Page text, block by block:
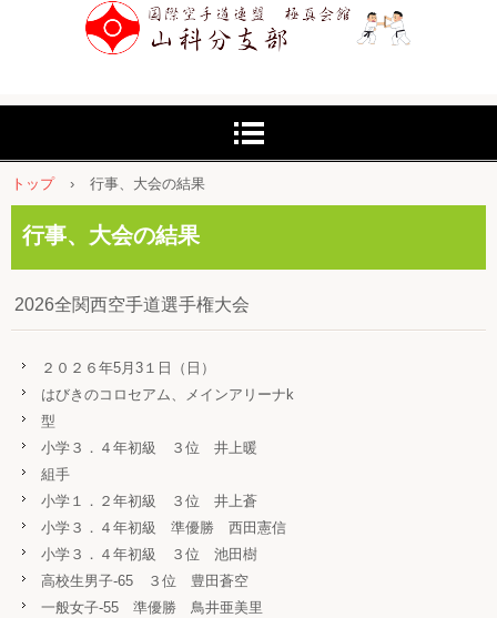
トップ
› 行事、大会の結果
行事、大会の結果
2026全関西空手道選手権大会
２０２６年5月3１日（日）
はびきのコロセアム、メインアリーナk
型
小学３．４年初級 ３位 井上暖
組手
小学１．２年初級 ３位 井上蒼
小学３．４年初級 準優勝 西田憲信
小学３．４年初級 ３位 池田樹
高校生男子-65 ３位 豊田蒼空
一般女子-55 準優勝 鳥井亜美里